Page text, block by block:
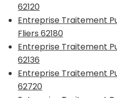
62120
Entreprise Traitement
Fliers 62180
Entreprise Traitement
62136
Entreprise Traitement
62720